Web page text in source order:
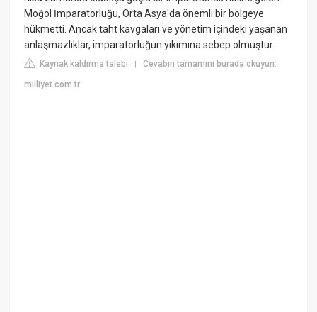
Moğol İmparatorluğu, Orta Asya'da önemli bir bölgeye
hükmetti. Ancak taht kavgaları ve yönetim içindeki yaşanan
anlaşmazlıklar, imparatorluğun yıkımına sebep olmuştur.
Kaynak kaldırma talebi |Cevabın tamamını burada okuyun:
milliyet.com.tr